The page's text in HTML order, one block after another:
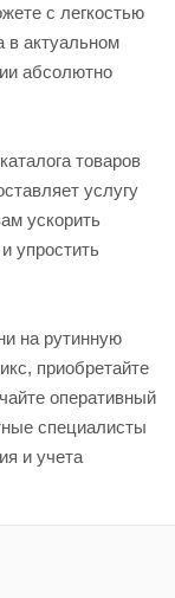
с легкостью
в актуальном
абсолютно
товаров
услугу
ускорить
упростить
на рутинную
приобретайте
оперативный
специалисты
и учета